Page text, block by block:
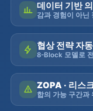
데이터 기반
감과 경험이 아닌
협상 전략 자
8-Block 모델로
ZOPA · 리스
합의 가능 구간과